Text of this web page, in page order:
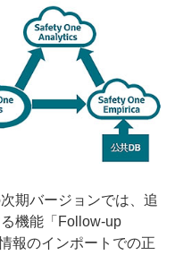
期バージョンでは、追
機能「Follow-up
報のインポートでの正